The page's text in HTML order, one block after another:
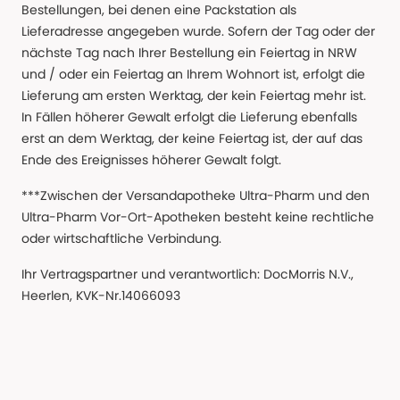
Bestellungen, bei denen eine Packstation als
Lieferadresse angegeben wurde. Sofern der Tag oder der
nächste Tag nach Ihrer Bestellung ein Feiertag in NRW
und / oder ein Feiertag an Ihrem Wohnort ist, erfolgt die
Lieferung am ersten Werktag, der kein Feiertag mehr ist.
In Fällen höherer Gewalt erfolgt die Lieferung ebenfalls
erst an dem Werktag, der keine Feiertag ist, der auf das
Ende des Ereignisses höherer Gewalt folgt.
***Zwischen der Versandapotheke Ultra-Pharm und den
Ultra-Pharm Vor-Ort-Apotheken besteht keine rechtliche
oder wirtschaftliche Verbindung.
Ihr Vertragspartner und verantwortlich: DocMorris N.V.,
Heerlen, KVK-Nr.14066093